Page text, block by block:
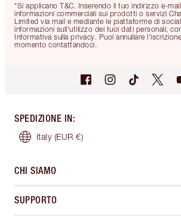
*Si applicano T&C. Inserendo il tuo indirizzo e-
informazioni commerciali sui prodotti o servizi
Limited via mail e mediante le piattaforme di
informazioni sull'utilizzo dei tuoi dati personali,
Informativa sulla privacy. Puoi annullare
momento contattandoci.
SPEDIZIONE IN:
Italy (EUR €)
CHI SIAMO
SUPPORTO